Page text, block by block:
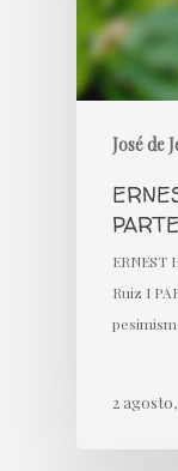
José de
PARTE
ERNEST
Ruiz I
2